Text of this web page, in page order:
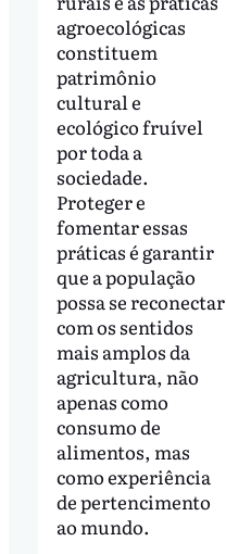
agroecológicas
constituem
patrimônio
cultural e
ecológico fruível
por toda a
sociedade.
Proteger e
fomentar essas
práticas é garantir
que a população
possa se reconectar
com os sentidos
mais amplos da
agricultura, não
apenas como
consumo de
alimentos, mas
como experiência
de pertencimento
ao mundo.